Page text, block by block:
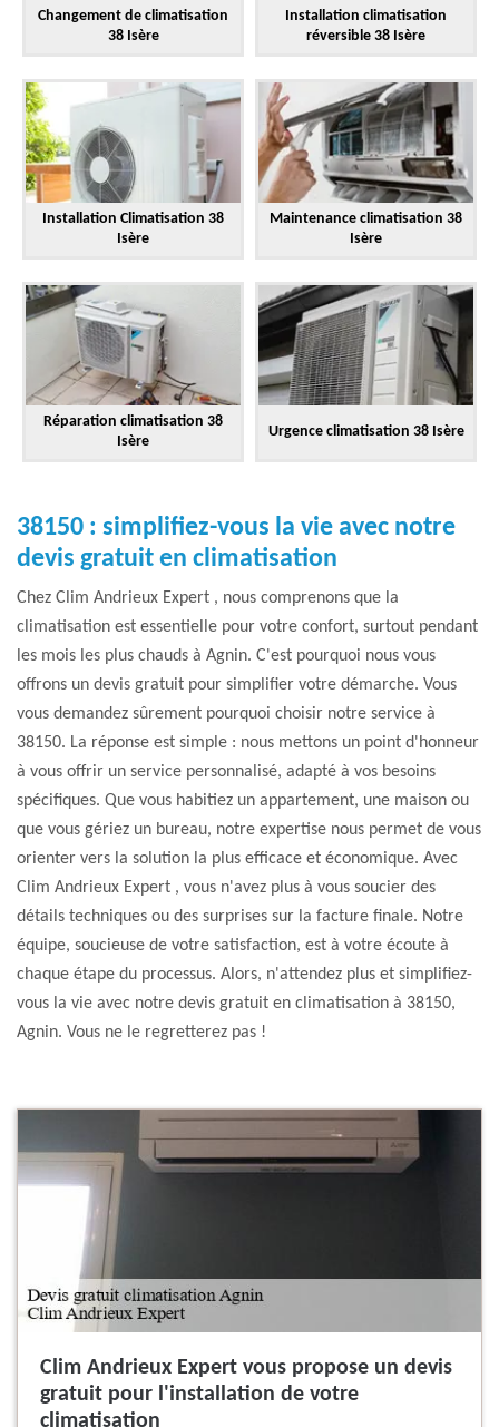
Changement de climatisation
38 Isère
Installation climatisation
réversible 38 Isère
Installation Climatisation 38
Isère
Maintenance climatisation 38
Isère
Réparation climatisation 38
Isère
Urgence climatisation 38 Isère
38150 : simplifiez-vous la vie avec notre
devis gratuit en climatisation
Chez Clim Andrieux Expert , nous comprenons que la
climatisation est essentielle pour votre confort, surtout pendant
les mois les plus chauds à Agnin. C'est pourquoi nous vous
offrons un devis gratuit pour simplifier votre démarche. Vous
vous demandez sûrement pourquoi choisir notre service à
38150. La réponse est simple : nous mettons un point d'honneur
à vous offrir un service personnalisé, adapté à vos besoins
spécifiques. Que vous habitiez un appartement, une maison ou
que vous gériez un bureau, notre expertise nous permet de vous
orienter vers la solution la plus efficace et économique. Avec
Clim Andrieux Expert , vous n'avez plus à vous soucier des
détails techniques ou des surprises sur la facture finale. Notre
équipe, soucieuse de votre satisfaction, est à votre écoute à
chaque étape du processus. Alors, n'attendez plus et simplifiez-
vous la vie avec notre devis gratuit en climatisation à 38150,
Agnin. Vous ne le regretterez pas !
Clim Andrieux Expert vous propose un devis
gratuit pour l'installation de votre
climatisation